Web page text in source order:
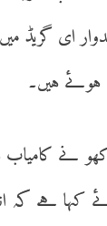
اور 34 امیدوار
نے
کہا ہے کہ